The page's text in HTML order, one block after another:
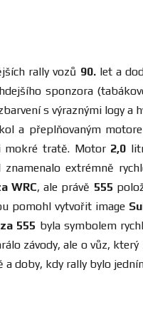
rally vozů 90.let a
sponzora
s výraznými logy
a přeplňovaným
mokré tratě. Motor 2,0
extrémně
WRC, ale právě 555
pomohl vytvořit image
555 byla symbolem
závody, ale o vůz,
a doby, kdy rally bylo